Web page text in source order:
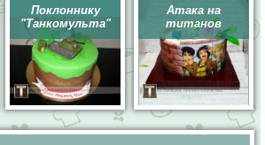
Поклоннику
"Танкомульта"
Атака на
титанов